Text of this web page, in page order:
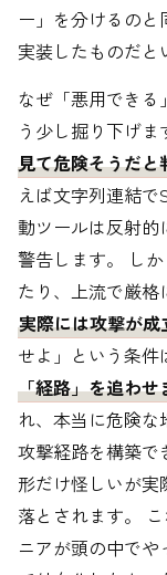
ー」を分けるの
実装したものだと
なぜ「悪用できる
う少し掘り下げ
見て危険そうだと
えば文字列連結
動ツールは反射的
警告します。 し
たり、上流で厳格
実際には攻撃が成
せよ」という条
「経路」を追わせ
れ、本当に危険
攻撃経路を構築で
形だけ怪しいが実
落とされます。
ニアが頭の中で